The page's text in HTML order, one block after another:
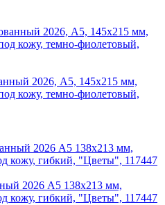
2026, А5, 145х215 мм,
кожу, темно-фиолетовый,
2026 А5 138x213 мм,
кожу, гибкий, "Цветы", 117447